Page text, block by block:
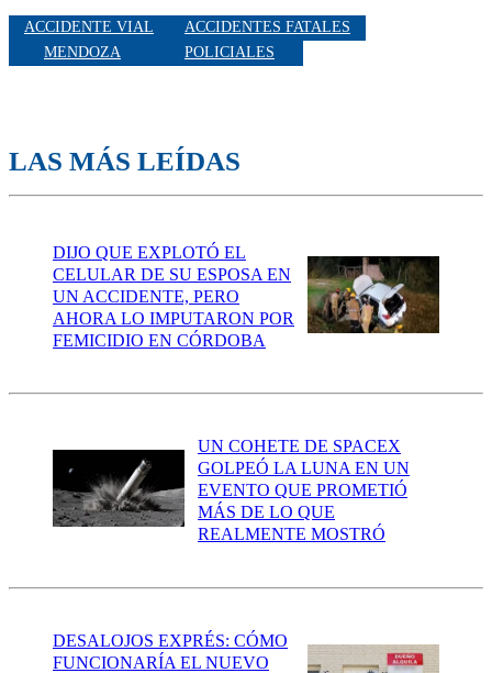
ACCIDENTE VIAL
ACCIDENTES FATALES
MENDOZA
POLICIALES
LAS MÁS LEÍDAS
DIJO QUE EXPLOTÓ EL
CELULAR DE SU ESPOSA EN
UN ACCIDENTE, PERO
AHORA LO IMPUTARON POR
FEMICIDIO EN CÓRDOBA
UN COHETE DE SPACEX
GOLPEÓ LA LUNA EN UN
EVENTO QUE PROMETIÓ
MÁS DE LO QUE
REALMENTE MOSTRÓ
DESALOJOS EXPRÉS: CÓMO
FUNCIONARÍA EL NUEVO